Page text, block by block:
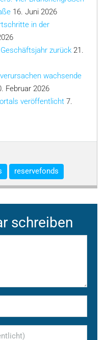
16. Juni 2026
in der
zurück 21.
wachsende
Februar 2026
veröffentlicht 7.
reservefonds
schreiben